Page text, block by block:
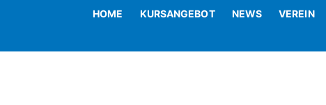
HOME KURSANGEBOT NEWS VEREIN